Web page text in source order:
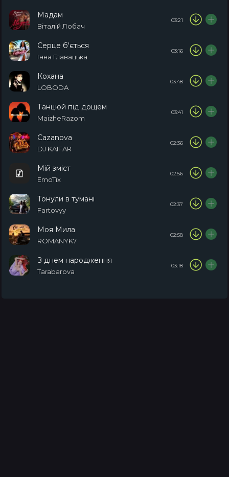
Мадам
Віталій Лобач
03:21
Серце б'ється
Інна Главацька
03:16
Кохана
LOBODA
03:48
Танцюй під дощем
MaizheRazom
03:41
Cazanova
DJ KAIFAR
02:36
Мій зміст
EmoTix
02:56
Тонули в тумані
Fartovyy
02:37
Моя Мила
ROMANYK7
02:58
З днем народження
Tarabarova
03:18